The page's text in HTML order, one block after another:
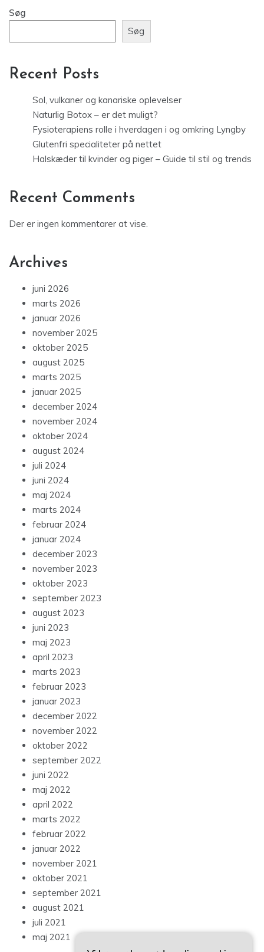
Søg
Søg
Recent Posts
Sol, vulkaner og kanariske oplevelser
Naturlig Botox – er det muligt?
Fysioterapiens rolle i hverdagen i og omkring Lyngby
Glutenfri specialiteter på nettet
Halskæder til kvinder og piger – Guide til stil og trends
Recent Comments
Der er ingen kommentarer at vise.
Archives
juni 2026
marts 2026
januar 2026
november 2025
oktober 2025
august 2025
marts 2025
januar 2025
december 2024
november 2024
oktober 2024
august 2024
juli 2024
juni 2024
maj 2024
marts 2024
februar 2024
januar 2024
december 2023
november 2023
oktober 2023
september 2023
august 2023
juni 2023
maj 2023
april 2023
marts 2023
februar 2023
januar 2023
december 2022
november 2022
oktober 2022
september 2022
juni 2022
maj 2022
april 2022
marts 2022
februar 2022
januar 2022
november 2021
oktober 2021
september 2021
august 2021
juli 2021
maj 2021